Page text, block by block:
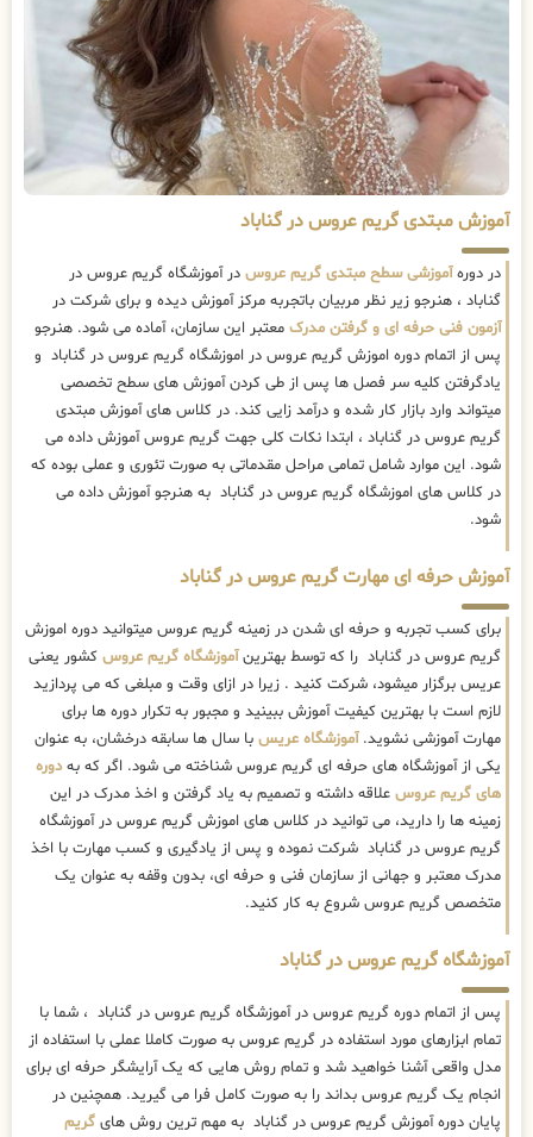
آموزش مبتدی گریم عروس در گناباد
در دورهآموزشی سطح مبتدی گریم عروس در آموزشگاه گریم عروس در
گناباد ، هنرجو زیر نظر مربیان باتجربه مرکز آموزش دیده و برای شرکت در
آزمون فنی حرفه ای و گرفتن مدرک معتبر این سازمان، آماده می شود. هنرجو
پس از اتمام دوره اموزش گریم عروس در اموزشگاه گریم عروس در گناباد و
یادگرفتن کلیه سر فصل ها پس از طی کردن آموزش های سطح تخصصی
میتواند وارد بازار کار شده و درآمد زایی کند. در کلاس های آموزش مبتدی
گریم عروس در گناباد ، ابتدا نکات کلی جهت گریم عروس آموزش داده می
شود. این موارد شامل تمامی مراحل مقدماتی به صورت تئوری و عملی بوده که
در کلاس های اموزشگاه گریم عروس در گناباد به هنرجو آموزش داده می
شود.
آموزش حرفه ای مهارت گریم عروس در گناباد
برای کسب تجربه و حرفه ای شدن در زمینه گریم عروس میتوانید دوره اموزش
گریم عروس در گناباد را که توسط بهترینآموزشگاه گریم عروس کشور یعنی
عریس برگزار میشود، شرکت کنید . زیرا در ازای وقت و مبلغی که می پردازید
لازم است با بهترین کیفیت آموزش ببینید و مجبور به تکرار دوره ها برای
مهارت آموزشی نشوید.آموزشگاه عریس با سال ها سابقه درخشان، به عنوان
یکی از آموزشگاه های حرفه ای گریم عروس شناخته می شود. اگر که بهدوره
های گریم عروس علاقه داشته و تصمیم به یاد گرفتن و اخذ مدرک در این
زمینه ها را دارید، می توانید در کلاس های اموزش گریم عروس در آموزشگاه
گریم عروس در گناباد شرکت نموده و پس از یادگیری و کسب مهارت با اخذ
مدرک معتبر و جهانی از سازمان فنی و حرفه ای، بدون وقفه به عنوان یک
متخصص گریم عروس شروع به کار کنید.
آموزشگاه گریم عروس در گناباد
پس از اتمام دوره گریم عروس در آموزشگاه گریم عروس در گناباد ، شما با
تمام ابزارهای مورد استفاده در گریم عروس به صورت کاملا عملی با استفاده از
مدل واقعی آشنا خواهید شد و تمام روش هایی که یک آرایشگر حرفه ای برای
انجام یک گریم عروس بداند را به صورت کامل فرا می گیرید. همچنین در
پایان دوره آموزش گریم عروس در گناباد به مهم ترین روش های گریم